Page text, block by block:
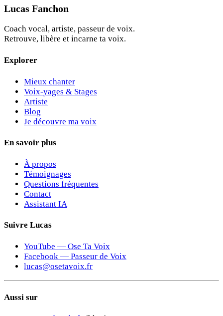
Lucas Fanchon
Coach vocal, artiste, passeur de voix.
Retrouve, libère et incarne ta voix.
Explorer
Mieux chanter
Voix-yages & Stages
Artiste
Blog
Je découvre ma voix
En savoir plus
À propos
Témoignages
Questions fréquentes
Contact
Assistant IA
Suivre Lucas
YouTube — Ose Ta Voix
Facebook — Passeur de Voix
lucas@osetavoix.fr
Aussi sur